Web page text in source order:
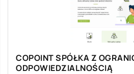
COPOINT SPÓŁKA Z
ODPOWIEDZIALNOŚCIĄ